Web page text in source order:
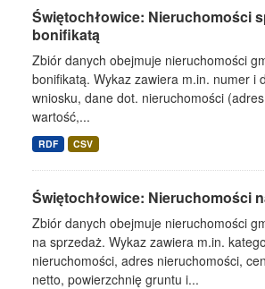
Świętochłowice: Nieruchomości
bonifikatą
Zbiór danych obejmuje nieruchomości
bonifikatą. Wykaz zawiera m.in. numer i
wniosku, dane dot. nieruchomości
wartość,...
RDF CSV
Świętochłowice: Nieruchomości
Zbiór danych obejmuje nieruchomości
na sprzedaż. Wykaz zawiera m.in.
nieruchomości, adres nieruchomości,
netto, powierzchnię gruntu i...